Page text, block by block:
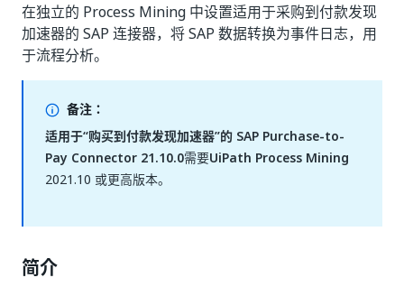
在独立的 Process Mining 中设置适用于采购到付款发现
加速器的 SAP 连接器，将 SAP 数据转换为事件日志，用
于流程分析。
备注：
适用于“购买到付款发现加速器”的 SAP Purchase-to-
Pay Connector 21.10.0需要UiPath Process Mining
2021.10 或更高版本。
简介